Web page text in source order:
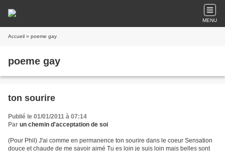
MENU
Accueil » poeme gay
poeme gay
ton sourire
Publié le 01/01/2011 à 07:14
Par un chemin d'acceptation de soi
(Pour Phil) J'ai comme en permanence ton sourire dans le coeur Sensation
douce et chaude de me savoir aimé Tu es loin je suis loin mais belles sont